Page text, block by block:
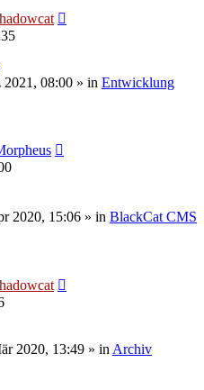
08:00 » in Entwicklung
2020, 15:06 » in BlackCat CMS
2020, 13:49 » in Archiv